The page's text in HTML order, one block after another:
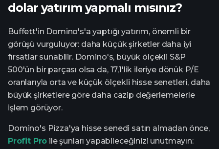
dolar yatırım yapmalı mısınız?
Buffett'in Domino's'a yaptığı yatırım, önemli bir
görüşü vurguluyor: daha küçük şirketler daha iyi
fırsatlar sunabilir. Domino's, büyük ölçekli S&P
500'ün bir parçası olsa da, 17,1'lik ileriye dönük P/E
oranlarıyla orta ve küçük ölçekli hisse senetleri, daha
büyük şirketlere göre daha cazip değerlemelerle
işlem görüyor.
Domino's Pizza'ya hisse senedi satın almadan önce,
Profit Pro ile şunları yapabileceğinizi unutmayın: